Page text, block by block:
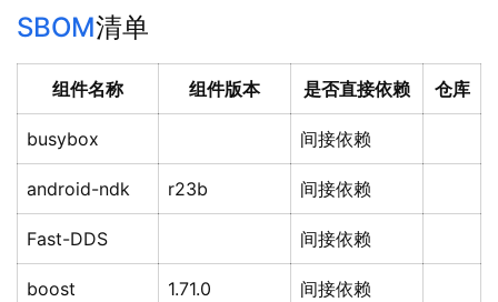
SBOM清单
组件名称 组件版本 是否直接依赖 仓库
busybox 间接依赖
android-ndk r23b 间接依赖
Fast-DDS 间接依赖
boost 1.71.0 间接依赖